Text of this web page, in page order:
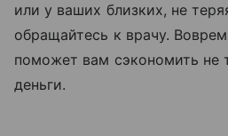
или у ваших близких, не
обращайтесь к врачу.
поможет вам сэкономить не
деньги.